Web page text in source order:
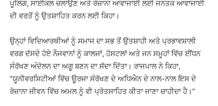
ਪੂਲਿੰਗ, ਸਾਈਕਲ ਚਲਾਉਣ ਅਤੇ ਰੋਜ਼ਾਨਾ ਆਵਾਜਾਈ ਲਈ ਜਨਤਕ ਆਵਾਜਾਈ
ਦੀ ਵਰਤੋਂ ਨੂੰ ਉਤਸ਼ਾਹਿਤ ਕਰਨ ਲਈ ਕਿਹਾ।
ਉਨ੍ਹਾਂ ਵਿਦਿਆਰਥੀਆਂ ਨੂੰ ਸਮਾਜ ਦਾ ਸਭ ਤੋਂ ਉਤਸ਼ਾਹੀ ਅਤੇ ਪ੍ਰਭਾਵਸ਼ਾਲੀ
ਵਰਗ ਦੱਸਦੇ ਹੋਏ ਨੌਜਵਾਨਾਂ ਨੂੰ ਕਾਲਜਾਂ, ਹੋਸਟਲਾਂ ਅਤੇ ਜਨ ਸਮੂਹਾਂ ਵਿੱਚ ਈਂਧਨ
ਸੰਰੱਖਣ ਅੰਦੋਲਨ ਦਾ ਅਗੂ ਬਣਨ ਦਾ ਸੱਦਾ ਦਿੱਤਾ। ਰਾਜਪਾਲ ਨੇ ਕਿਹਾ,
“ਯੂਨੀਵਰਸਿਟੀਆਂ ਵਿੱਚ ਊਰਜਾ ਸੰਰੱਖਣ ਦੇ ਅਧਿਐਨ ਦੇ ਨਾਲ-ਨਾਲ ਇਸ ਦੇ
ਰੋਜ਼ਾਨਾ ਜੀਵਨ ਵਿੱਚ ਅਮਲ ਨੂੰ ਵੀ ਪ੍ਰੋਤਸਾਹਿਤ ਕੀਤਾ ਜਾਣਾ ਚਾਹੀਦਾ ਹੈ।”